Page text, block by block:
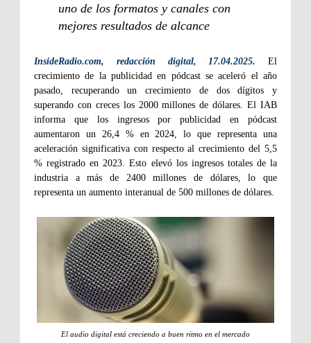
uno de los formatos y canales con
mejores resultados de alcance
InsideRadio.com, redacción digital, 17.04.2025.
El
crecimiento de la publicidad en pódcast se aceleró el año
pasado, recuperando un crecimiento de dos dígitos y
superando con creces los 2000 millones de dólares. El IAB
informa que los ingresos por publicidad en pódcast
aumentaron un 26,4 % en 2024, lo que representa una
aceleración significativa con respecto al crecimiento del 5,5
% registrado en 2023. Esto elevó los ingresos totales de la
industria a más de 2400 millones de dólares, lo que
representa un aumento interanual de 500 millones de dólares.
El audio digital está creciendo a buen ritmo en el mercado